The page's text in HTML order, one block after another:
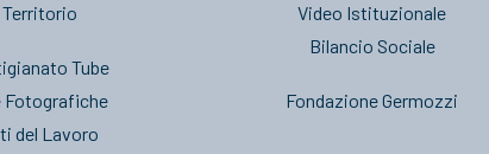
Territorio
Tube
Fotografiche
del Lavoro
Video Istituzionale
Bilancio Sociale
Fondazione Germozzi